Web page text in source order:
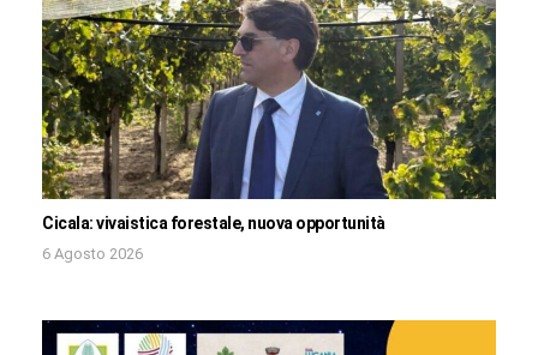
Cicala: vivaistica forestale, nuova opportunità
6 Agosto 2026